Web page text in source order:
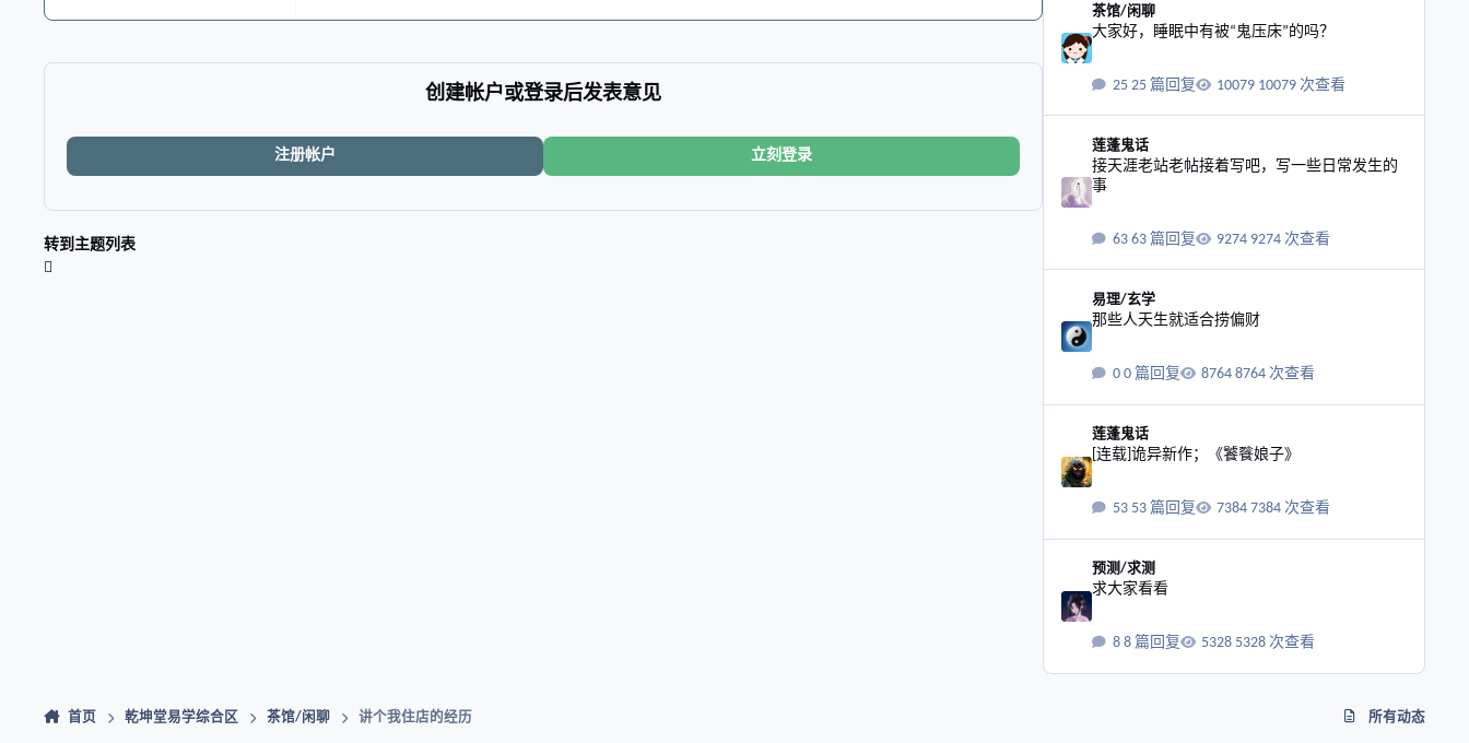
创建帐户或登录后发表意见
注册帐户 立刻登录
转到主题列表
茶馆/闲聊
大家好，睡眠中有被“鬼压床”的吗？
25 篇回复 10079 次查看
莲蓬鬼话
接天涯老站老帖接着写吧，写一些日常发生的
事
63 篇回复 9274 次查看
易理/玄学
那些人天生就适合捞偏财
0 篇回复 8764 次查看
莲蓬鬼话
[连载]诡异新作；《饕餮娘子》
53 篇回复 7384 次查看
预测/求测
求大家看看
8 篇回复 5328 次查看
首页 乾坤堂易学综合区 茶馆/闲聊 讲个我住店的经历 所有动态